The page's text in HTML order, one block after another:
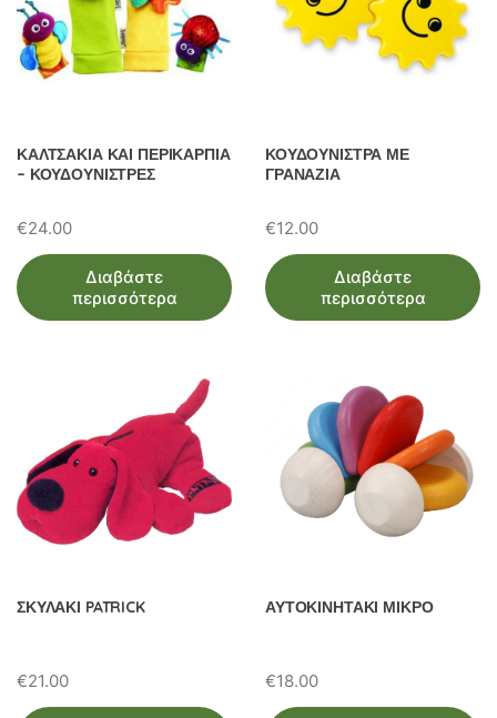
ΚΑΛΤΣΑΚΙΑ ΚΑΙ ΠΕΡΙΚΑΡΠΙΑ
– ΚΟΥΔΟΥΝΙΣΤΡΕΣ
€24.00
Διαβάστε
περισσότερα
ΚΟΥΔΟΥΝΙΣΤΡΑ ΜΕ
ΓΡΑΝΑΖΙΑ
€12.00
Διαβάστε
περισσότερα
ΣΚΥΛΑΚΙ PATRICK
€21.00
ΑΥΤΟΚΙΝΗΤΑΚΙ ΜΙΚΡΟ
€18.00